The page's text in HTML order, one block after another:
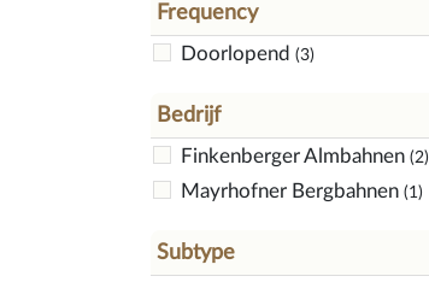
Frequency
Doorlopend (3)
Bedrijf
Finkenberger Almbahnen (2)
Mayrhofner Bergbahnen (1)
Subtype